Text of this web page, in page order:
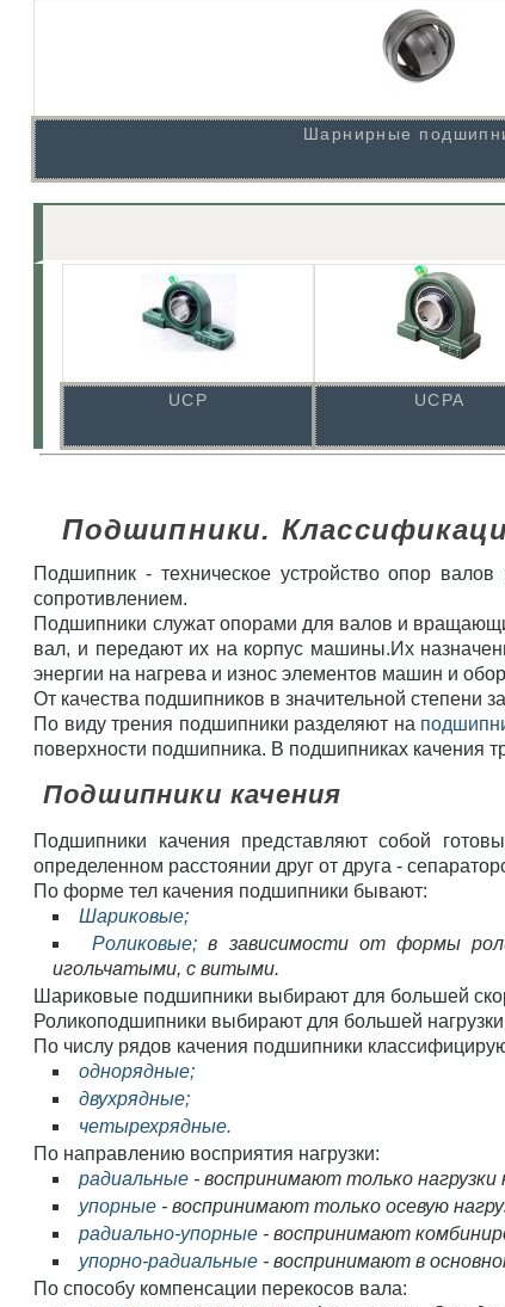
Шарнирные
UCP UCPA
Подшипники.
Подшипник - техническое устройство опор
сопротивлением.
Подшипники служат опорами для валов и
вал, и передают их на корпус машины.Их
энергии на нагрева и износ элементов машин и
От качества подшипников в значительной степени
По виду трения подшипники разделяют на
поверхности подшипника. В подшипниках качения
Подшипники качения
Подшипники качения представляют собой
определенном расстоянии друг от друга -
По форме тел качения подшипники бывают:
Шариковые;
Роликовые;в зависимости от формы
игольчатыми, с витыми.
Шариковые подшипники выбирают для большей
Роликоподшипники выбирают для большей нагрузки
По числу рядов качения подшипники
однорядные;
двухрядные;
четырехрядные.
По направлению восприятия нагрузки:
радиальные - воспринимают только нагрузки
упорные - воспринимают только осевую
радиально-упорные - воспринимают
упорно-радиальные - воспринимают в
По способу компенсации перекосов вала: